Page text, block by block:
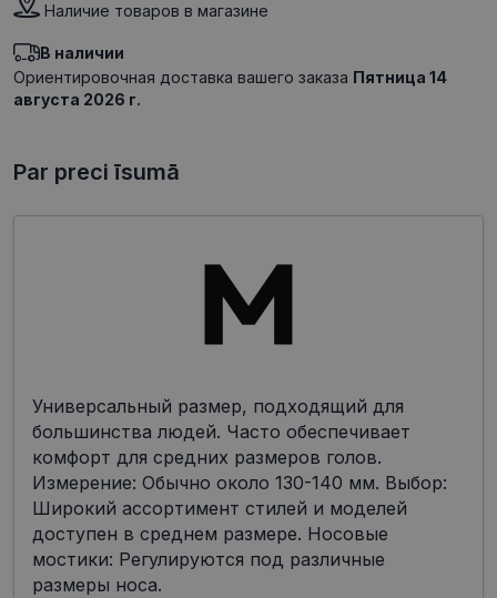
Наличие товаров в магазине
В наличии
Ориентировочная доставка вашего заказа Пятница 14
августа 2026 г.
Par preci īsumā
Универсальный размер, подходящий для
большинства людей. Часто обеспечивает
комфорт для средних размеров голов.
Измерение: Обычно около 130-140 мм. Выбор:
Широкий ассортимент стилей и моделей
доступен в среднем размере. Носовые
мостики: Регулируются под различные
размеры носа.